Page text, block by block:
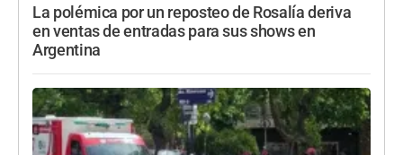
La polémica por un reposteo de Rosalía deriva
en ventas de entradas para sus shows en
Argentina